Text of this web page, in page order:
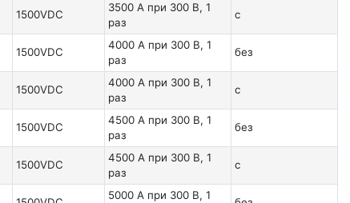
1500VDC
3500 А при 300 В, 1
раз
с
1500VDC
4000 А при 300 В, 1
раз
без
1500VDC
4000 А при 300 В, 1
раз
с
1500VDC
4500 А при 300 В, 1
раз
без
1500VDC
4500 А при 300 В, 1
раз
с
5000 А при 300 В, 1